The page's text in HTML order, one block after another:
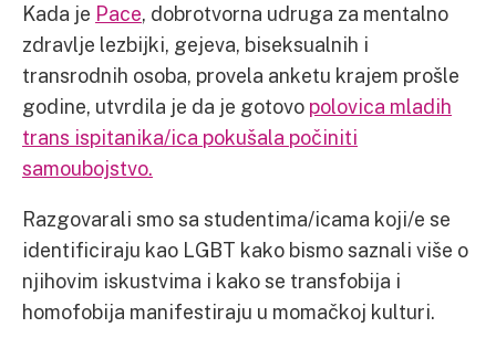
Kada je Pace, dobrotvorna udruga za mentalno
zdravlje lezbijki, gejeva, biseksualnih i
transrodnih osoba, provela anketu krajem prošle
godine, utvrdila je da je gotovo polovica mladih
trans ispitanika/ica pokušala počiniti
samoubojstvo.
Razgovarali smo sa studentima/icama koji/e se
identificiraju kao LGBT kako bismo saznali više o
njihovim iskustvima i kako se transfobija i
homofobija manifestiraju u momačkoj kulturi.